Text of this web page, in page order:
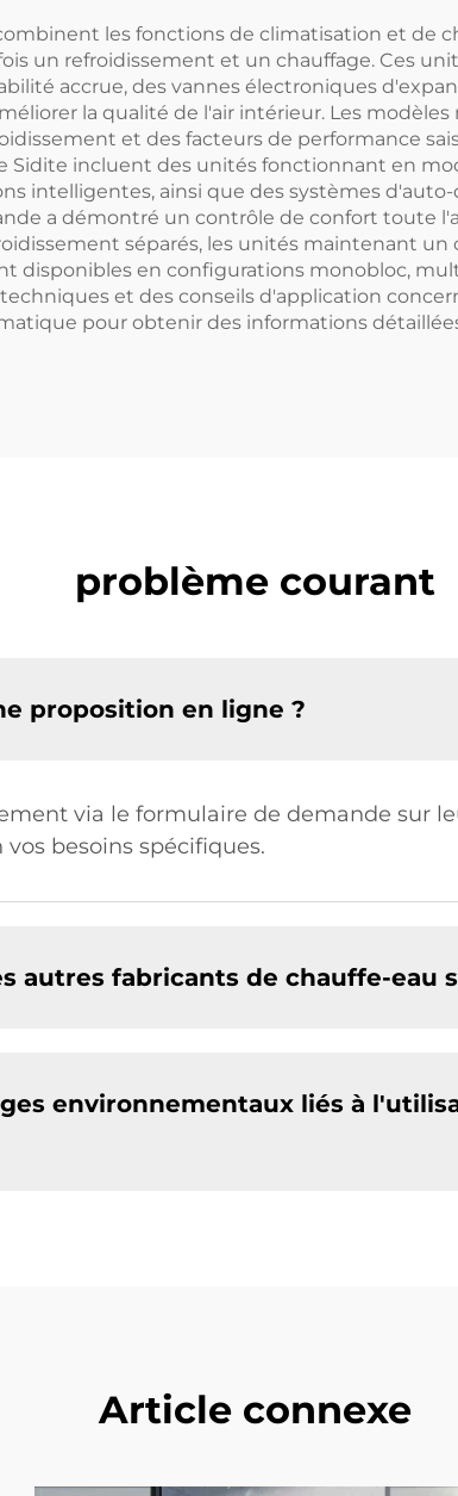
les fonctions de climatisation et de
un refroidissement et un chauffage. Ces
accrue, des vannes électroniques
la qualité de l'air intérieur. Les
et des facteurs de performance
incluent des unités fonctionnant en
intelligentes, ainsi que des systèmes
a démontré un contrôle de confort toute
séparés, les unités maintenant un
disponibles en configurations monobloc,
et des conseils d'application
pour obtenir des informations
problème courant
proposition en ligne ?
via le formulaire de demande sur
besoins spécifiques.
autres fabricants de chauffe-eau
environnementaux liés à
Article connexe